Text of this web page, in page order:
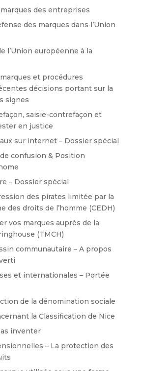
des entreprises
des marques dans l’Union
l’Union européenne à la
et procédures
décisions portant sur la
signes
saisie-contrefaçon et
en justice
sur internet – Dossier spécial
confusion & Position
– Dossier spécial
des pirates limitée par la
des droits de l’homme (CEDH)
vos marques auprès de la
(TMCH)
communautaire – A propos
et internationales – Portée
de la dénomination sociale
la Classification de Nice
inventer
– La protection des